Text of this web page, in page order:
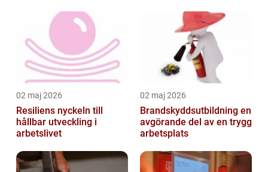
02 maj 2026
Resiliens nyckeln till
hållbar utveckling i
arbetslivet
02 maj 2026
Brandskyddsutbildning en
avgörande del av en trygg
arbetsplats